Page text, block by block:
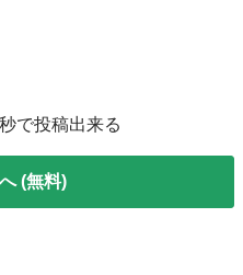
で投稿出来る
(無料)